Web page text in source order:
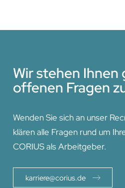
Wir stehen Ihnen
offenen Fragen
Wenden Sie sich an unser
klären alle Fragen rund um
CORIUS als Arbeitgeber.
karriere@corius.de